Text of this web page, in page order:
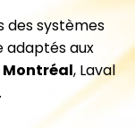
des systèmes
adaptés aux
Montréal, Laval